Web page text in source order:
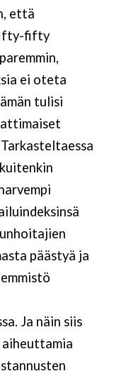
että
fifty
ei oteta
tulisi
päästyä ja
Ja näin siis